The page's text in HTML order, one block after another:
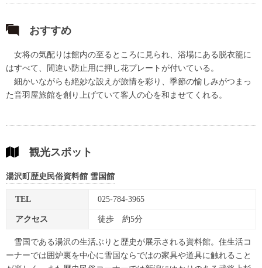
おすすめ
女将の気配りは館内の至るところに見られ、浴場にある脱衣籠に
はすべて、間違い防止用に押し花プレートが付いている。
細かいながらも絶妙な設えが旅情を彩り、季節の愉しみがつまっ
た音羽屋旅館を創り上げていて客人の心を和ませてくれる。
観光スポット
湯沢町歴史民俗資料館 雪国館
TEL 025-784-3965
アクセス 徒歩 約5分
雪国である湯沢の生活ぶりと歴史が展示される資料館。住生活コ
ーナーでは囲炉裏を中心に雪国ならではの家具や道具に触れること